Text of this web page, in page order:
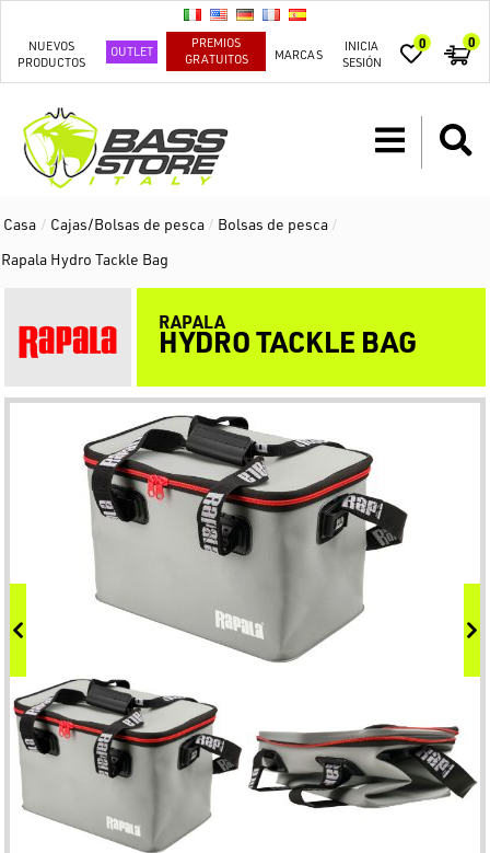
NUEVOS
PRODUCTOS
OUTLET
PREMIOS
GRATUITOS
MARCAS
INICIA
SESIÓN
0 0
Casa / Cajas/Bolsas de pesca / Bolsas de pesca /
Rapala Hydro Tackle Bag
RAPALA
HYDRO TACKLE BAG